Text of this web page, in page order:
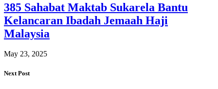
385 Sahabat Maktab Sukarela Bantu
Kelancaran Ibadah Jemaah Haji
Malaysia
May 23, 2025
Next Post